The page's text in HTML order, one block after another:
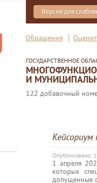
Версия для
Обращения
ГОСУДАРСТВЕННОЕ
И
122 добавочный
Опубликовано:
1 апреля
которых
допущенные